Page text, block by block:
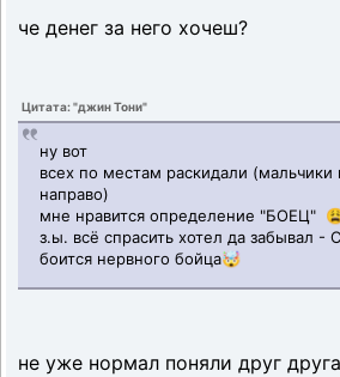
че денег за него хочеш?
Цитата: "джин Тони"
ну вот
всех по местам раскидали (мальчики
направо)
мне нравится определение "БОЕЦ"
з.ы. всё спрасить хотел да забывал -
боится нервного бойца🤯
не уже нормал поняли друг